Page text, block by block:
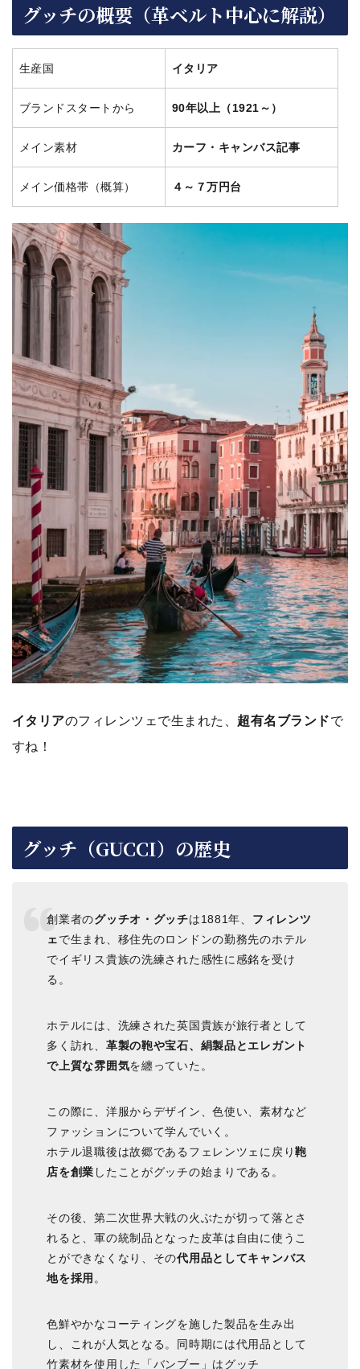
グッチの概要（革ベルト中心に解説）
生産国 イタリア
ブランドスタートから 90年以上（1921～）
メイン素材 カーフ・キャンバス記事
メイン価格帯（概算） ４～７万円台
イタリアのフィレンツェで生まれた、 超有名ブランドで
すね！
グッチ（GUCCI）の歴史
創業者のグッチオ・グッチは1881年、 フィレンツ
ェで生まれ、移住先のロンドンの勤務先のホテル
でイギリス貴族の洗練された感性に感銘を受け
る。
ホテルには、洗練された英国貴族が旅行者として
多く訪れ、 革製の鞄や宝石、絹製品とエレガント
で上質な雰囲気を纏っていた。
この際に、洋服からデザイン、色使い、素材など
ファッションについて学んでいく。
ホテル退職後は故郷であるフェレンツェに戻り鞄
店を創業 したことがグッチの始まりである。
その後、第二次世界大戦の火ぶたが切って落とさ
れると、軍の統制品となった皮革は自由に使うこ
とができなくなり、その代用品としてキャンバス
地を採用 。
色鮮やかなコーティングを施した製品を生み出
し、これが人気となる。同時期には代用品として
竹素材を使用した「バンブー」はグッチ